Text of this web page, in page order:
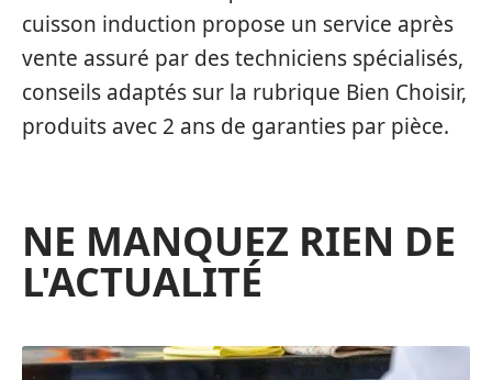
cuisson induction propose un service après
vente assuré par des techniciens spécialisés,
conseils adaptés sur la rubrique Bien Choisir,
produits avec 2 ans de garanties par pièce.
NE MANQUEZ RIEN DE
L'ACTUALITÉ